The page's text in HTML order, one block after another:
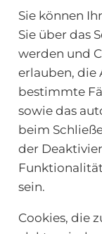
Sie können
Sie über das
werden und
erlauben, die
bestimmte
sowie das
beim
der
sein.
Cookies, die